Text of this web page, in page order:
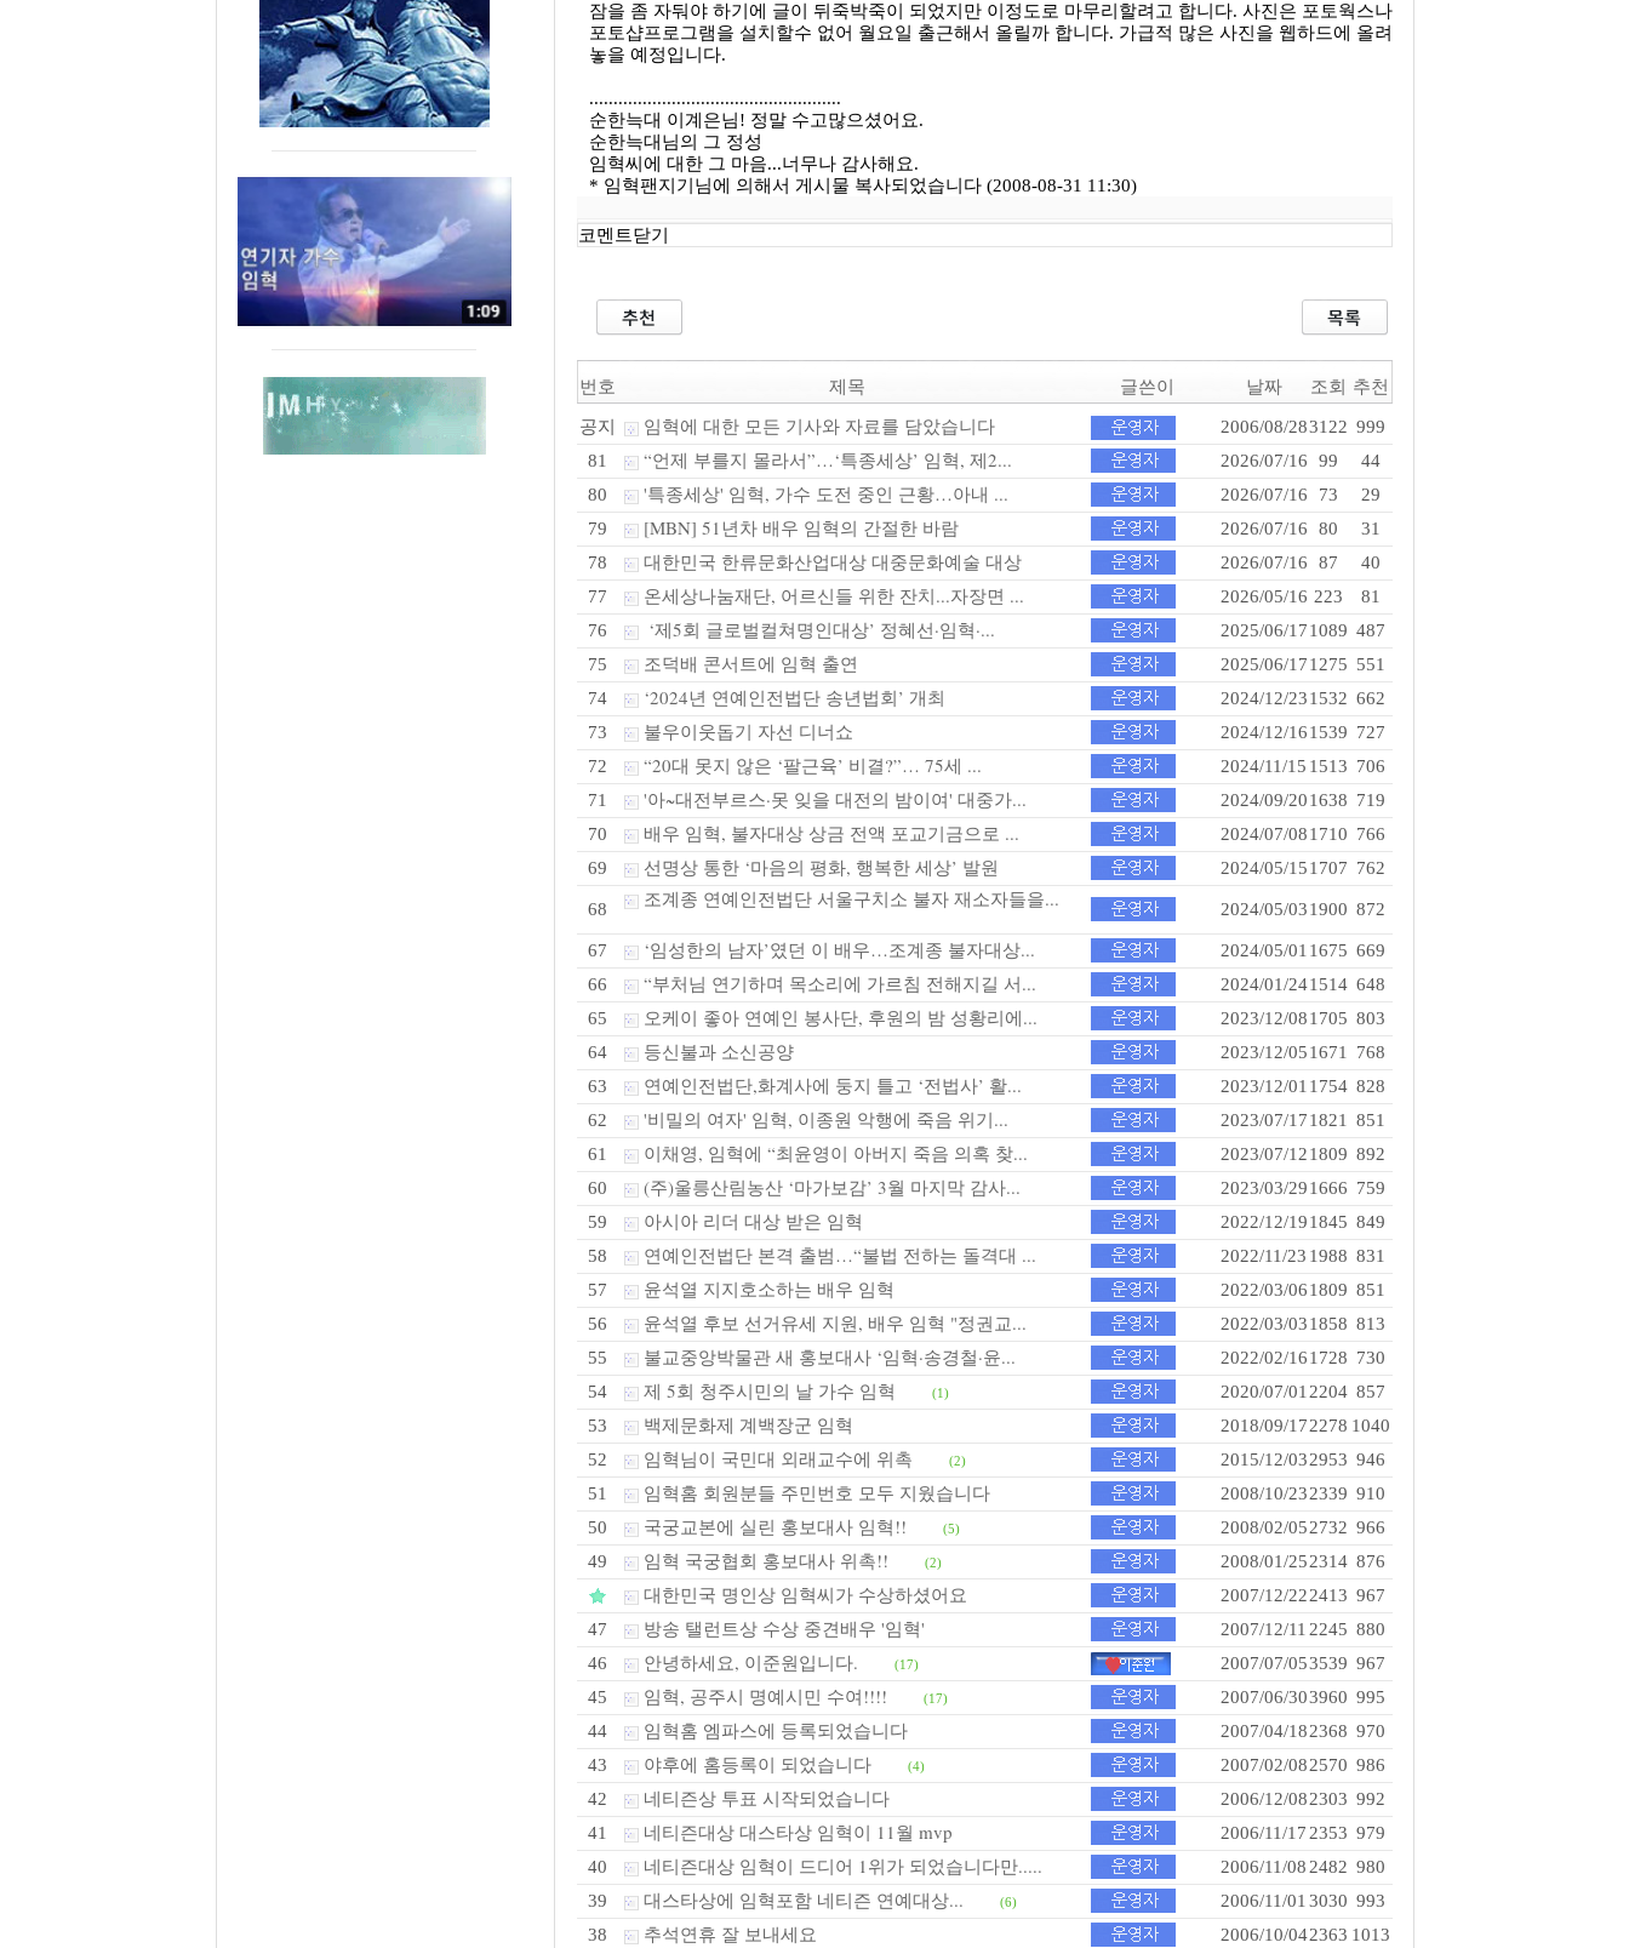
잠을 좀 자둬야 하기에 글이 뒤죽박죽이 되었지만 이정도로 마무리할려고 합니다. 사진은 포토웍스나
포토샵프로그램을 설치할수 없어 월요일 출근해서 올릴까 합니다. 가급적 많은 사진을 웹하드에 올려
놓을 예정입니다.
....................................................
순한늑대 이계은님! 정말 수고많으셨어요.
순한늑대님의 그 정성
임혁씨에 대한 그 마음...너무나 감사해요.
* 임혁팬지기님에 의해서 게시물 복사되었습니다 (2008-08-31 11:30)
코멘트닫기
번호 제목 글쓴이 날짜 조회 추천
공지 임혁에 대한 모든 기사와 자료를 담았습니다 2006/08/283122 999
81
“언제 부를지 몰라서”…‘특종세상’ 임혁, 제2... 2026/07/16 99
44
80
'특종세상' 임혁, 가수 도전 중인 근황…아내 ... 2026/07/16 73
29
79
[MBN] 51년차 배우 임혁의 간절한 바람 2026/07/16 80
31
78
대한민국 한류문화산업대상 대중문화예술 대상 2026/07/16 87
40
77
온세상나눔재단, 어르신들 위한 잔치...자장면 ... 2026/05/16 223
81
76
‘제5회 글로벌컬쳐명인대상’ 정혜선·임혁·... 2025/06/171089 487
75
조덕배 콘서트에 임혁 출연 2025/06/171275 551
74
‘2024년 연예인전법단 송년법회’ 개최 2024/12/231532 662
73
불우이웃돕기 자선 디너쇼 2024/12/161539 727
72
“20대 못지 않은 ‘팔근육’ 비결?”… 75세 ... 2024/11/15 1513 706
71
'아~대전부르스·못 잊을 대전의 밤이여' 대중가... 2024/09/201638 719
70
배우 임혁, 불자대상 상금 전액 포교기금으로 ... 2024/07/081710 766
69
선명상 통한 ‘마음의 평화, 행복한 세상’ 발원 2024/05/151707 762
68 조계종 연예인전법단 서울구치소 불자 재소자들을... 2024/05/031900 872
67 ‘임성한의 남자’였던 이 배우…조계종 불자대상... 2024/05/01 1675 669
66
“부처님 연기하며 목소리에 가르침 전해지길 서... 2024/01/241514 648
65
오케이 좋아 연예인 봉사단, 후원의 밤 성황리에... 2023/12/081705 803
64
등신불과 소신공양 2023/12/051671
768
63
연예인전법단,화계사에 둥지 틀고 ‘전법사’ 활... 2023/12/01 1754 828
62
'비밀의 여자' 임혁, 이종원 악행에 죽음 위기... 2023/07/171821
851
61
이채영, 임혁에 “최윤영이 아버지 죽음 의혹 찾... 2023/07/121809 892
60
(주)울릉산림농산 ‘마가보감’ 3월 마지막 감사... 2023/03/291666 759
59
아시아 리더 대상 받은 임혁 2022/12/191845 849
58
연예인전법단 본격 출범…“불법 전하는 돌격대 ... 2022/11/23 1988 831
57
윤석열 지지호소하는 배우 임혁 2022/03/061809 851
56
윤석열 후보 선거유세 지원, 배우 임혁 "정권교... 2022/03/031858 813
55
불교중앙박물관 새 홍보대사 ‘임혁·송경철·윤... 2022/02/161728 730
54
제 5회 청주시민의 날 가수 임혁 (1) 2020/07/01 2204 857
53
백제문화제 계백장군 임혁 2018/09/172278 1040
52
임혁님이 국민대 외래교수에 위촉 (2) 2015/12/032953 946
51
임혁홈 회원분들 주민번호 모두 지웠습니다 2008/10/232339 910
50
국궁교본에 실린 홍보대사 임혁!! (5) 2008/02/052732 966
49
임혁 국궁협회 홍보대사 위촉!! (2) 2008/01/252314 876
대한민국 명인상 임혁씨가 수상하셨어요 2007/12/222413 967
47
방송 탤런트상 수상 중견배우 '임혁' 2007/12/11 2245 880
46
안녕하세요, 이준원입니다. (17) 2007/07/053539 967
45
임혁, 공주시 명예시민 수여!!!! (17) 2007/06/303960 995
44
임혁홈 엠파스에 등록되었습니다 2007/04/182368 970
43
야후에 홈등록이 되었습니다 (4) 2007/02/082570 986
42
네티즌상 투표 시작되었습니다 2006/12/082303 992
41
네티즌대상 대스타상 임혁이 11월 mvp 2006/11/17 2353 979
40
네티즌대상 임혁이 드디어 1위가 되었습니다만..... 2006/11/08 2482 980
39
대스타상에 임혁포함 네티즌 연예대상... (6) 2006/11/01 3030 993
38
추석연휴 잘 보내세요 2006/10/042363 1013